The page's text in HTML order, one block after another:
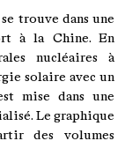
trouve dans une
à la Chine. En
nucléaires à
solaire avec un
mise dans une
Le graphique
des volumes